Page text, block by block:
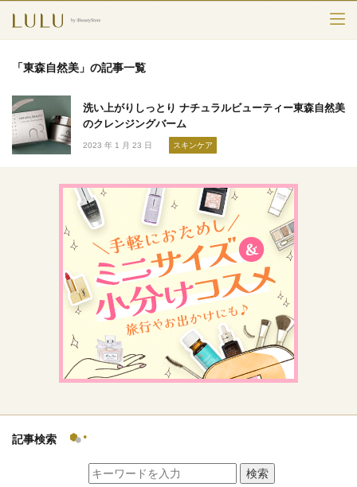
スキンケア
メークアップ
エイジングケア
フレグランス
ボディ＆ヘア
ライフスタイル
検索
「東森自然美」の記事一覧
洗い上がりしっとり ナチュラルビューティー東森自然美
のクレンジングバーム
2023 年 1 月 23 日 スキンケア
記事検索
検索